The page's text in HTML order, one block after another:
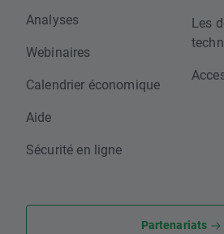
Analyses
Webinaires
Calendrier économique
Aide
Sécurité en ligne
Les
Partenariats